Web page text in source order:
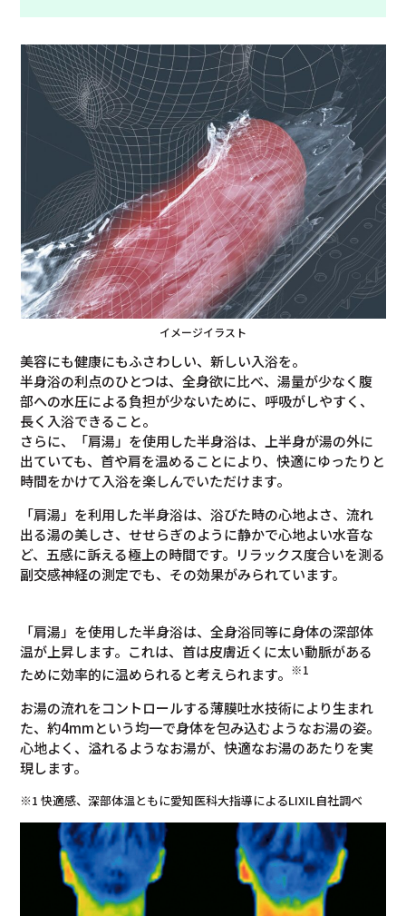
イメージイラスト
美容にも健康にもふさわしい、新しい入浴を。
半身浴の利点のひとつは、全身欲に比べ、湯量が少なく腹
部への水圧による負担が少ないために、呼吸がしやすく、
長く入浴できること。
さらに、「肩湯」を使用した半身浴は、上半身が湯の外に
出ていても、首や肩を温めることにより、快適にゆったりと
時間をかけて入浴を楽しんでいただけます。
「肩湯」を利用した半身浴は、浴びた時の心地よさ、流れ
出る湯の美しさ、せせらぎのように静かで心地よい水音な
ど、五感に訴える極上の時間です。リラックス度合いを測る
副交感神経の測定でも、その効果がみられています。
「肩湯」を使用した半身浴は、全身浴同等に身体の深部体
温が上昇します。これは、首は皮膚近くに太い動脈がある
ために効率的に温められると考えられます。 ※1
お湯の流れをコントロールする薄膜吐水技術により生まれ
た、約4mmという均一で身体を包み込むようなお湯の姿。
心地よく、溢れるようなお湯が、快適なお湯のあたりを実
現します。
※1 快適感、深部体温ともに愛知医科大指導によるLIXIL自社調べ